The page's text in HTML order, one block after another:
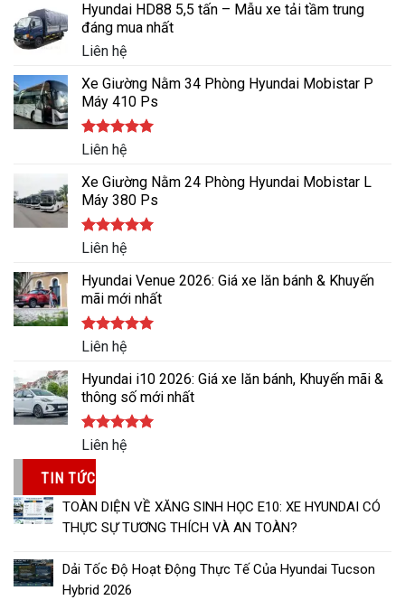
Hyundai HD88 5,5 tấn – Mẫu xe tải tầm trung
đáng mua nhất
Liên hệ
Xe Giường Nằm 34 Phòng Hyundai Mobistar P
Máy 410 Ps
Được xếp
5.00
5 sao
Liên hệ
Xe Giường Nằm 24 Phòng Hyundai Mobistar L
Máy 380 Ps
Được xếp
5.00
5 sao
Liên hệ
Hyundai Venue 2026: Giá xe lăn bánh & Khuyến
mãi mới nhất
Được xếp
5.00
5 sao
Liên hệ
Hyundai i10 2026: Giá xe lăn bánh, Khuyến mãi &
thông số mới nhất
Được xếp
hạng
5.00
5 sao
Liên hệ
TIN TỨC
TOÀN DIỆN VỀ XĂNG SINH HỌC E10: XE HYUNDAI CÓ
THỰC SỰ TƯƠNG THÍCH VÀ AN TOÀN?
Dải Tốc Độ Hoạt Động Thực Tế Của Hyundai Tucson
Hybrid 2026